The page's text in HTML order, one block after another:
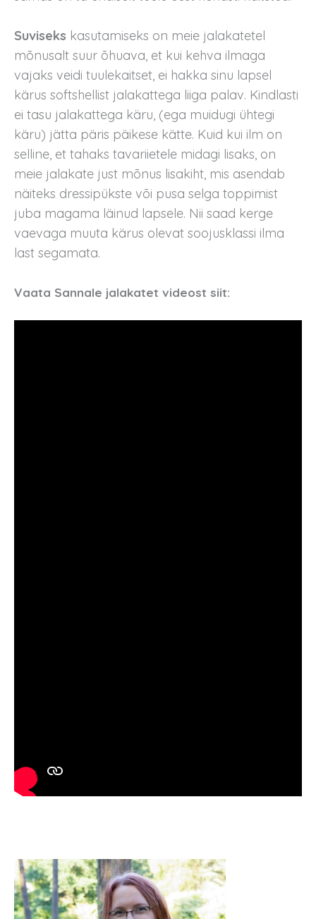
Suviseks kasutamiseks on meie jalakatetel
mõnusalt suur õhuava, et kui kehva ilmaga
vajaks veidi tuulekaitset, ei hakka sinu lapsel
kärus softshellist jalakattega liiga palav. Kindlasti
ei tasu jalakattega käru, (ega muidugi ühtegi
käru) jätta päris päikese kätte. Kuid kui ilm on
selline, et tahaks tavariietele midagi lisaks, on
meie jalakate just mõnus lisakiht, mis asendab
näiteks dressipükste või pusa selga toppimist
juba magama läinud lapsele. Nii saad kerge
vaevaga muuta kärus olevat soojusklassi ilma
last segamata.
Vaata Sannale jalakatet videost siit: